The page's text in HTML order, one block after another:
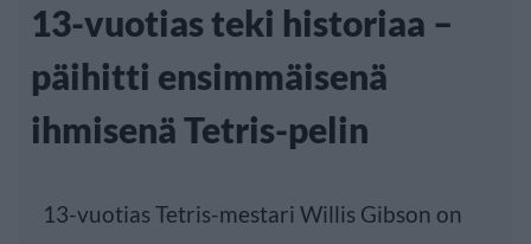
13-vuotias teki historiaa –
päihitti ensimmäisenä
ihmisenä Tetris-pelin
13-vuotias Tetris-mestari Willis Gibson on